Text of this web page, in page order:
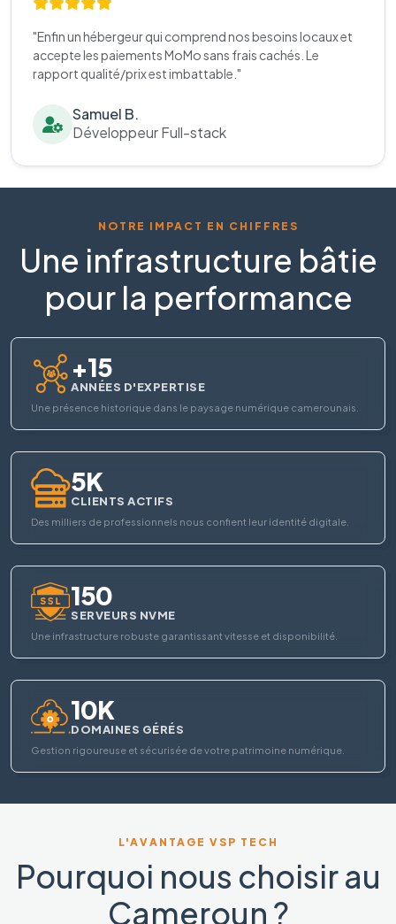
"Enfin un hébergeur qui comprend nos besoins locaux et
accepte les paiements MoMo sans frais cachés. Le
rapport qualité/prix est imbattable."
Samuel B.
Développeur Full-stack
NOTRE IMPACT EN CHIFFRES
Une infrastructure bâtie
pour la performance
+15
ANNÉES D'EXPERTISE
Une présence historique dans le paysage numérique camerounais.
5K
CLIENTS ACTIFS
Des milliers de professionnels nous confient leur identité digitale.
150
SERVEURS NVME
Une infrastructure robuste garantissant vitesse et disponibilité.
10K
DOMAINES GÉRÉS
Gestion rigoureuse et sécurisée de votre patrimoine numérique.
L'AVANTAGE VSP TECH
Pourquoi nous choisir au
Cameroun ?